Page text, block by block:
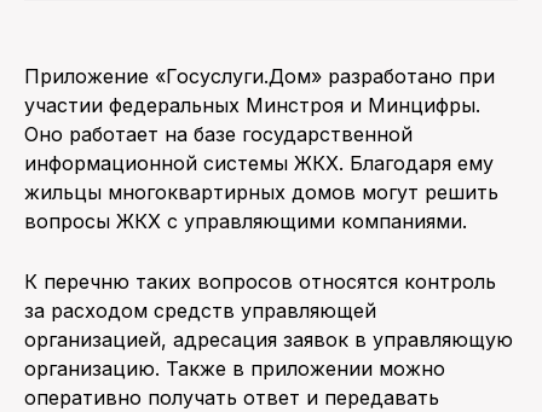
Приложение «Госуслуги.Дом» разработано при
участии федеральных Минстроя и Минцифры.
Оно работает на базе государственной
информационной системы ЖКХ. Благодаря ему
жильцы многоквартирных домов могут решить
вопросы ЖКХ с управляющими компаниями.
К перечню таких вопросов относятся контроль
за расходом средств управляющей
организацией, адресация заявок в управляющую
организацию. Также в приложении можно
оперативно получать ответ и передавать